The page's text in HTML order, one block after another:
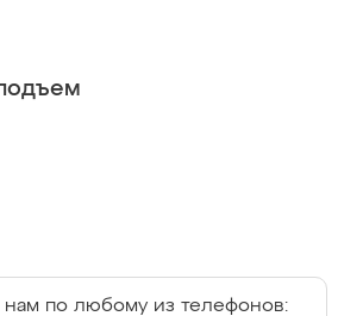
по любому из телефонов: